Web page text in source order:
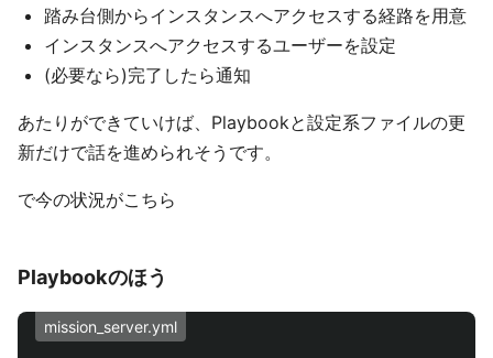
踏み台側からインスタンスへアクセスする経路を用意
インスタンスへアクセスするユーザーを設定
(必要なら)完了したら通知
あたりができていけば、Playbookと設定系ファイルの更
新だけで話を進められそうです。
で今の状況がこちら
Playbookのほう
mission_server.yml